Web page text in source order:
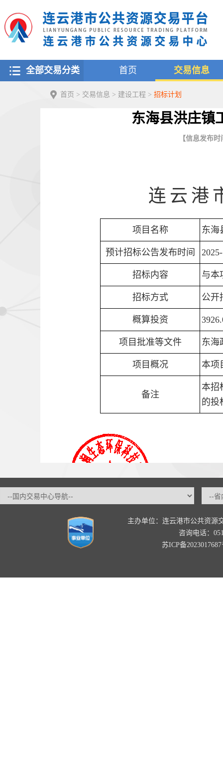
全部交易分类 首页 交易信息
首页 > 交易信息 > 建设工程 > 招标计划
东海县洪庄镇
【信息发布
连云港
项目名称 东海
预计招标公告发布时间
招标内容 与本
招标方式 公开
概算投资
项目批准等文件 东海
项目概况 本项
备注
本招
的投
主办单位：连云港市公共资源
咨询电话：
苏ICP备